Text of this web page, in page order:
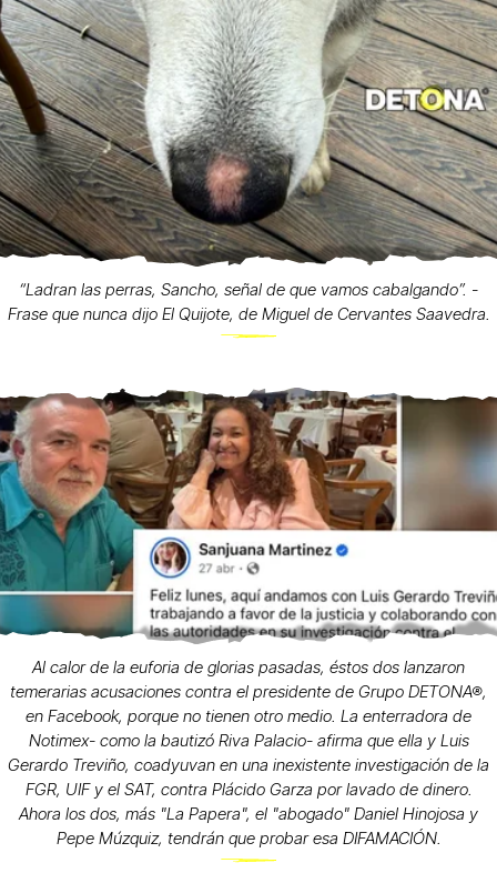
“Ladran las perras, Sancho, señal de que vamos cabalgando”. -
Frase que nunca dijo El Quijote, de Miguel de Cervantes Saavedra.
Al calor de la euforia de glorias pasadas, éstos dos lanzaron
temerarias acusaciones contra el presidente de Grupo DETONA®,
en Facebook, porque no tienen otro medio. La enterradora de
Notimex- como la bautizó Riva Palacio- afirma que ella y Luis
Gerardo Treviño, coadyuvan en una inexistente investigación de la
FGR, UIF y el SAT, contra Plácido Garza por lavado de dinero.
Ahora los dos, más "La Papera", el "abogado" Daniel Hinojosa y
Pepe Múzquiz, tendrán que probar esa DIFAMACIÓN.